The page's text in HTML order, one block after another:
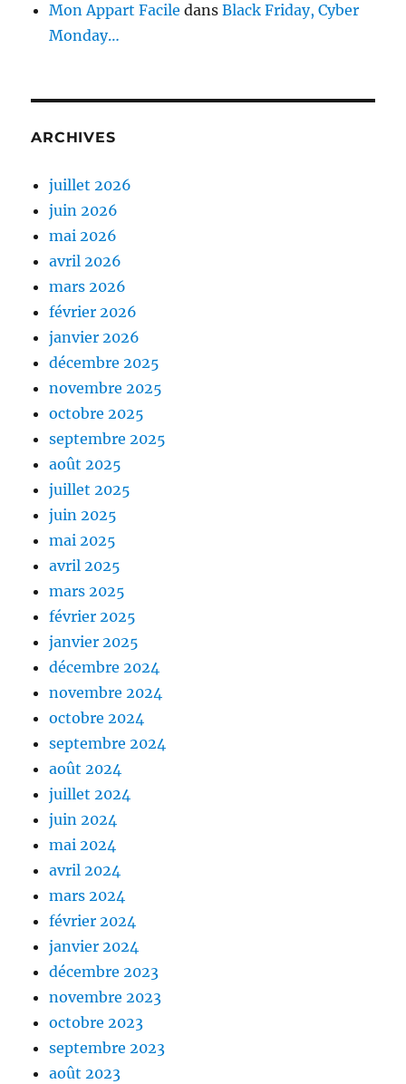
Mon Appart Facile dansBlack Friday, Cyber
Monday…
ARCHIVES
juillet 2026
juin 2026
mai 2026
avril 2026
mars 2026
février 2026
janvier 2026
décembre 2025
novembre 2025
octobre 2025
septembre 2025
août 2025
juillet 2025
juin 2025
mai 2025
avril 2025
mars 2025
février 2025
janvier 2025
décembre 2024
novembre 2024
octobre 2024
septembre 2024
août 2024
juillet 2024
juin 2024
mai 2024
avril 2024
mars 2024
février 2024
janvier 2024
décembre 2023
novembre 2023
octobre 2023
septembre 2023
août 2023